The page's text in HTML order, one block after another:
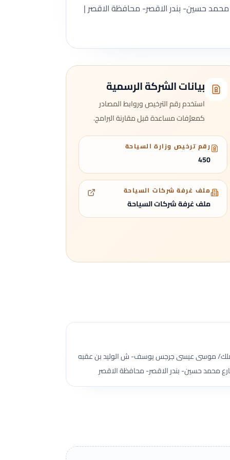
حسين- بندر الاقصر- محافظة الاقصر |
بيانات الشركة الرسمية
استخدم رقم الترخيص وروابط المصادر
كمعرّفات مساعدة قبل مقارنة البرامج.
رقم ترخيص وزارة السياحة
450
ملف غرفة شركات السياحة
ملف غرفة شركات السياحة
عقار ملك/ موسى عيسى جرجس يوسف- ش الوليد بن عقبه
محمد حسين- بندر الاقصر- محافظة الاقصر